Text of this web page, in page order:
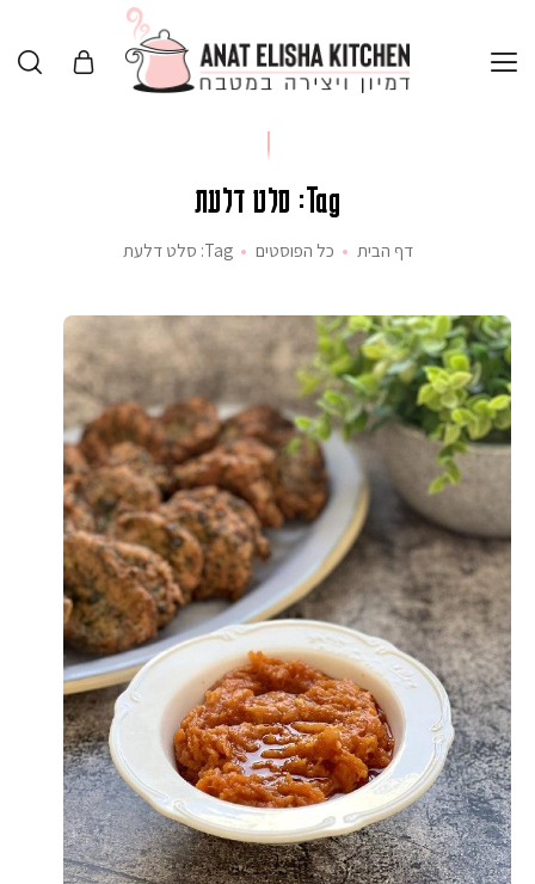
Tag: סלט דלעת
דף הבית כל הפוסטים Tag: סלט דלעת